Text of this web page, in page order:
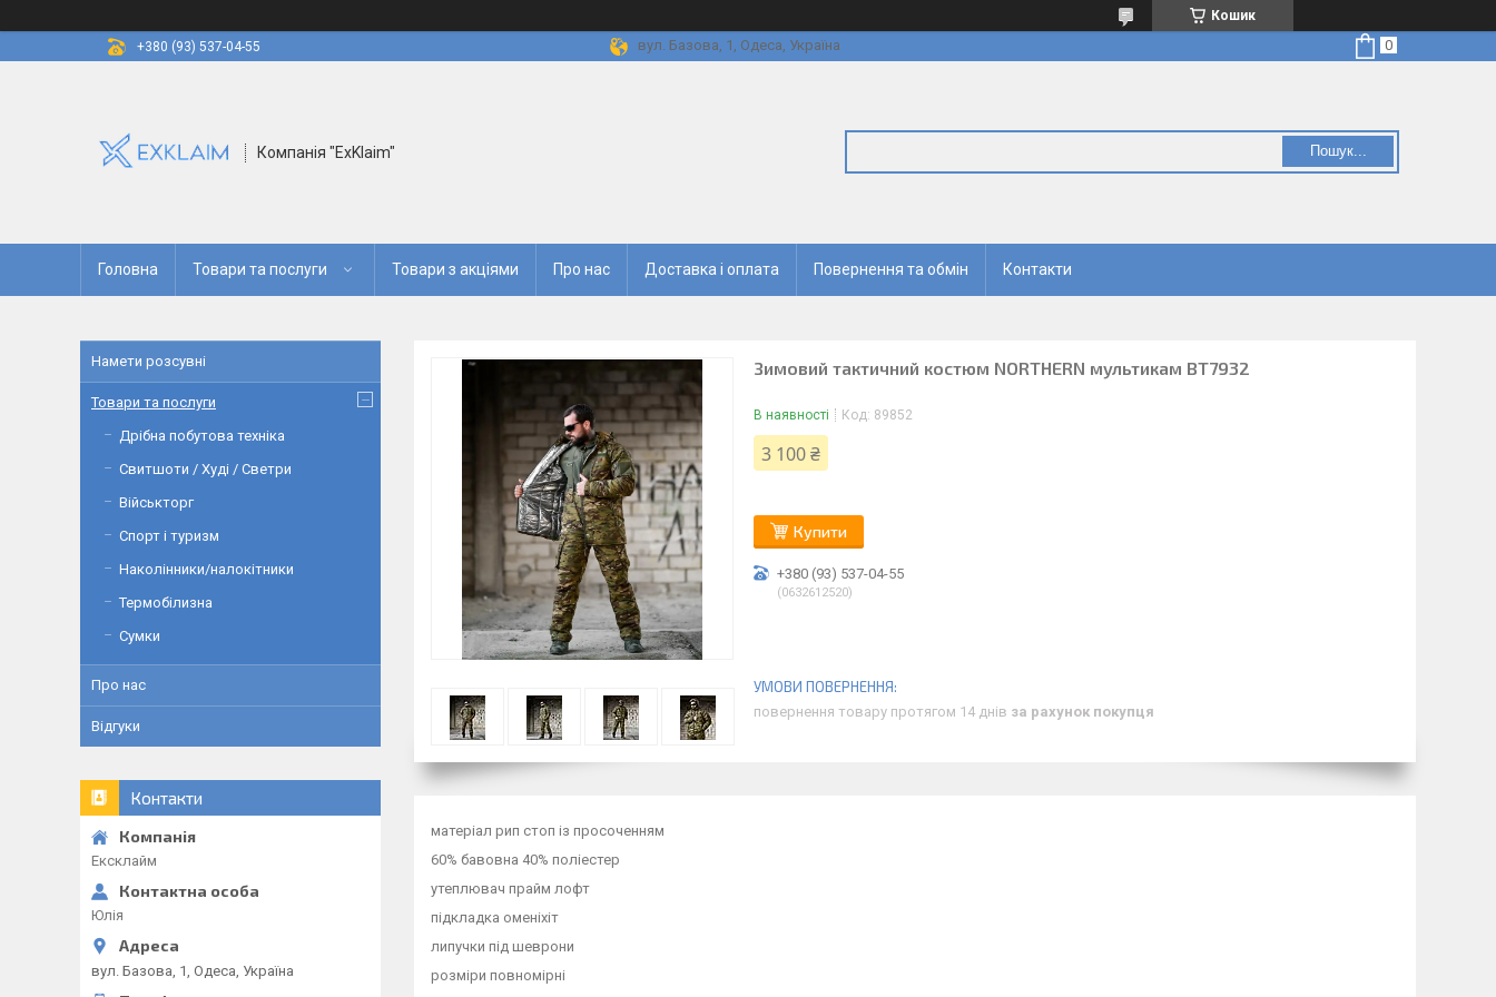
Кошик
+380 (93) 537-04-55
вул. Базова, 1, Одеса, Україна
Компанія "ExKlaim" Пошук...
Головна Товари та послуги Товари з акціями Про нас Доставка і оплата Повернення та обмін Контакти
Зимовий тактичний костюм NORTHERN мультикам ВТ7932
В наявності Код: 89852
3 100 ₴
Купити
+380 (93) 537-04-55
0632612520
повернення товару протягом 14 днів за рахунок покупця
матеріал рип стоп із просоченням
60% бавовна 40% поліестер
утеплювач прайм лофт
підкладка оменіхіт
липучки під шеврони
розміри повномірні
Намети розсувні
Товари та послуги
Дрібна побутова техніка
Свитшоти / Худі / Светри
Військторг
Спорт і туризм
Наколінники/налокітники
Термобілизна
Сумки
Про нас
Відгуки
Контакти
Ексклайм
Юлія
вул. Базова, 1, Одеса, Україна